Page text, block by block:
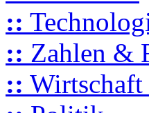
::
:: Zahlen &
::